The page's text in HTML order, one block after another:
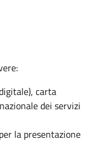
carta
dei servizi
la presentazione